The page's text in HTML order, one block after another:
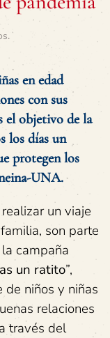
.
en edad
con sus
el objetivo de la
los días un
protegen los
UNA.
un viaje
son parte
campaña
un ratito”,
niños y niñas
relaciones
través del